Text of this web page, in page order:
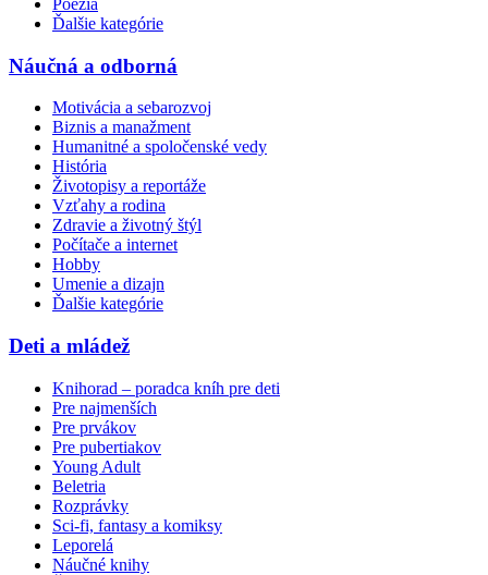
Ďalšie kategórie
Náučná a odborná
Motivácia a sebarozvoj
Biznis a manažment
Humanitné a spoločenské vedy
História
Životopisy a reportáže
Vzťahy a rodina
Zdravie a životný štýl
Počítače a internet
Hobby
Umenie a dizajn
Ďalšie kategórie
Deti a mládež
Knihorad – poradca kníh pre deti
Pre najmenších
Pre prvákov
Pre pubertiakov
Young Adult
Beletria
Rozprávky
Sci-fi, fantasy a komiksy
Leporelá
Náučné knihy